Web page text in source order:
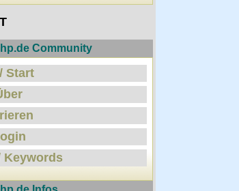
Community
Start
Keywords